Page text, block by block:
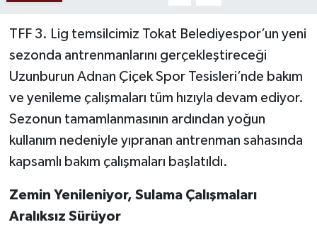
TFF 3. Lig temsilcimiz Tokat Belediyespor’un yeni
sezonda antrenmanlarını gerçekleştireceği
Uzunburun Adnan Çiçek Spor Tesisleri’nde bakım
ve yenileme çalışmaları tüm hızıyla devam ediyor.
Sezonun tamamlanmasının ardından yoğun
kullanım nedeniyle yıpranan antrenman sahasında
kapsamlı bakım çalışmaları başlatıldı.
Zemin Yenileniyor, Sulama Çalışmaları
Aralıksız Sürüyor